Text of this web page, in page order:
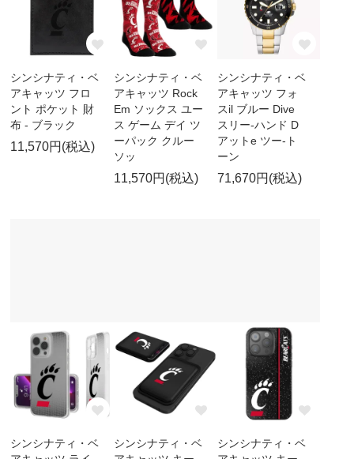
シンシナティ・ベ
アキャッツ フロ
ント ポケット 財
布 - ブラック
11,570円(税込)
シンシナティ・ベ
アキャッツ Rock
Em ソックス ユー
ス ゲーム デイ ツ
ーパック クルー
ソッ
11,570円(税込)
シンシナティ・ベ
アキャッツ フォ
スil ブルー Dive
スリー-ハンド D
アットe ツー-ト
ーン
71,670円(税込)
シンシナティ・ベ
シンシナティ・ベ
シンシナティ・ベ